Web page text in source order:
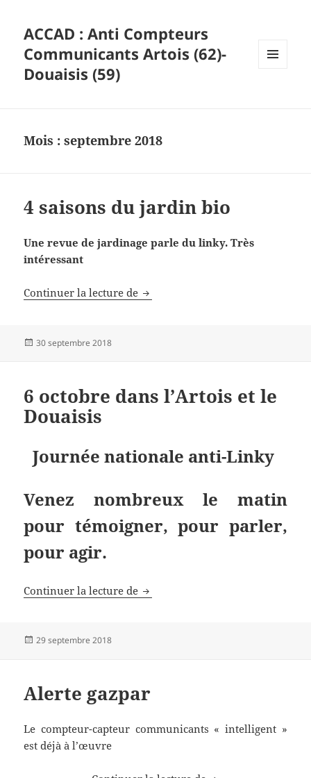
ACCAD : Anti Compteurs
Communicants Artois (62)-
Douaisis (59)
Mois :septembre 2018
4 saisons du jardin bio
Une revue de jardinage parle du linky. Très
intéressant
Continuer la lecture de 4 saisons du jardin bio
Publié
30 septembre 2018
6 octobre dans l’Artois et le
Douaisis
Journée nationale anti-Linky
Venez nombreux le matin
pour témoigner, pour parler,
pour agir.
Continuer la lecture de 6 octobre dans l’Artois et le
Publié
29 septembre 2018
Alerte gazpar
Le compteur-capteur communicants « intelligent »
est déjà à l’œuvre